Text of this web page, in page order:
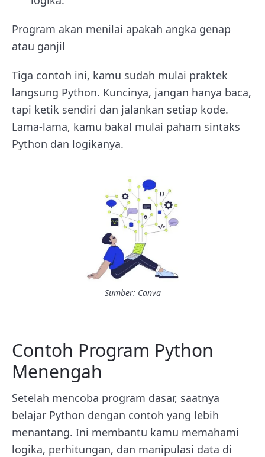
Program akan menilai apakah angka genap
atau ganjil
Tiga contoh ini, kamu sudah mulai praktek
langsung Python. Kuncinya, jangan hanya baca,
tapi ketik sendiri dan jalankan setiap kode.
Lama-lama, kamu bakal mulai paham sintaks
Python dan logikanya.
Sumber: Canva
Contoh Program Python
Menengah
Setelah mencoba program dasar, saatnya
belajar Python dengan contoh yang lebih
menantang. Ini membantu kamu memahami
logika, perhitungan, dan manipulasi data di